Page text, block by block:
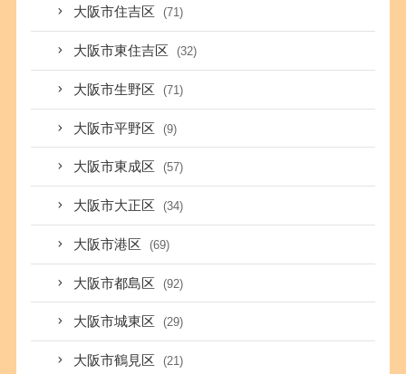
大阪市住吉区 (71)
大阪市東住吉区 (32)
大阪市生野区 (71)
大阪市平野区 (9)
大阪市東成区 (57)
大阪市大正区 (34)
大阪市港区 (69)
大阪市都島区 (92)
大阪市城東区 (29)
大阪市鶴見区 (21)